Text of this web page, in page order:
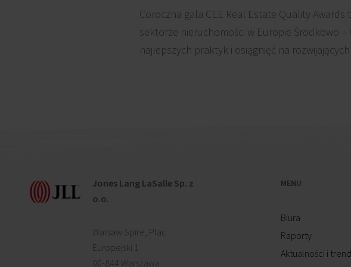
Coroczna gala CEE Real Estate Quality
sektorze nieruchomości w Europie Środkowo
najlepszych praktyk i osiągnięć na
Jones Lang LaSalle Sp. z
o.o.
Warsaw Spire, Plac
Europejski 1
00-844 Warszawa
MENU
Biura
Raporty
Aktualności i